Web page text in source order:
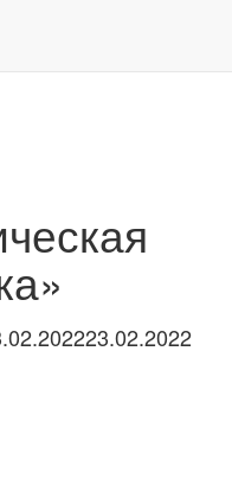
23.02.2022